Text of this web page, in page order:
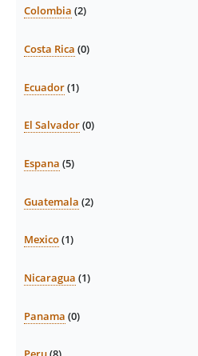
Colombia (2)
Costa Rica (0)
Ecuador(1)
El Salvador(0)
Espana (5)
Guatemala (2)
Mexico(1)
Nicaragua (1)
Panama (0)